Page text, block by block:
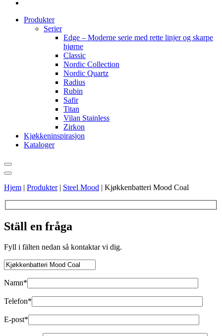
Produkter
Serier
Edge – Moderne serie med rette linjer og skarpe
hjørne
Classic
Nordic Collection
Nordic Quartz
Radius
Rubin
Safir
Titan
Vilan Stainless
Zirkon
Kjøkkeninspirasjon
Kataloger
Hjem | Produkter| Steel Mood | Kjøkkenbatteri Mood Coal
Ställ en fråga
Fyll i fälten nedan så kontaktar vi dig.
Namn*
Telefon*
E-post*